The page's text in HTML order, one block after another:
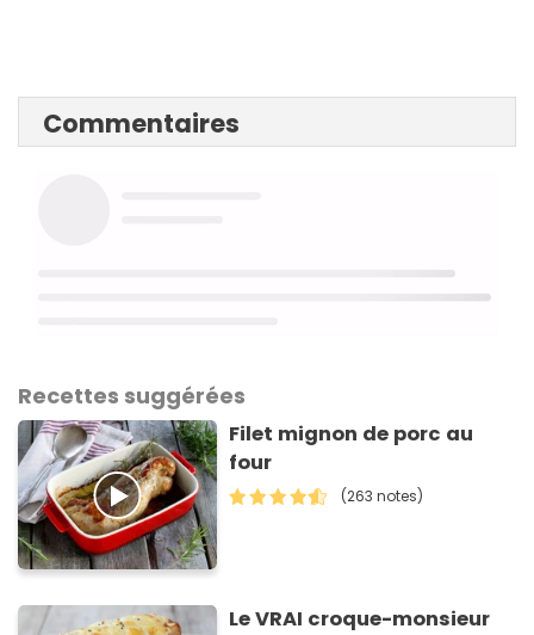
Commentaires
Recettes suggérées
Filet mignon de porc au
four
(263 notes)
Le VRAI croque-monsieur